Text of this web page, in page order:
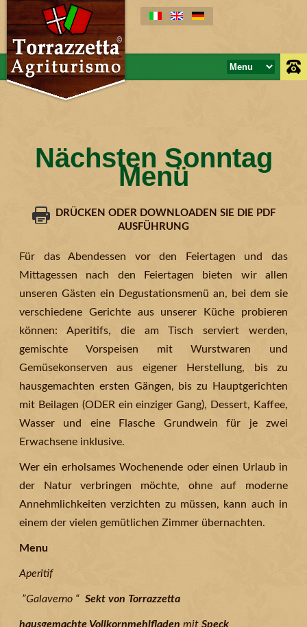
Nächsten Sonntag
Menü
DRÜCKEN ODER DOWNLOADEN SIE DIE PDF
AUSFÜHRUNG
Für das Abendessen vor den Feiertagen und das
Mittagessen nach den Feiertagen bieten wir allen
unseren Gästen ein Degustationsmenü an, bei dem sie
verschiedene Gerichte aus unserer Küche probieren
können: Aperitifs, die am Tisch serviert werden,
gemischte Vorspeisen mit Wurstwaren und
Gemüsekonserven aus eigener Herstellung, bis zu
hausgemachten ersten Gängen, bis zu Hauptgerichten
mit Beilagen (ODER ein einziger Gang), Dessert, Kaffee,
Wasser und eine Flasche Grundwein für je zwei
Erwachsene inklusive.
Wer ein erholsames Wochenende oder einen Urlaub in
der Natur verbringen möchte, ohne auf moderne
Annehmlichkeiten verzichten zu müssen, kann auch in
einem der vielen gemütlichen Zimmer übernachten.
Menu
Aperitif
”Galaverno “ Sekt von Torrazzetta
hausgemachte Vollkornmehlfladen mit Speck